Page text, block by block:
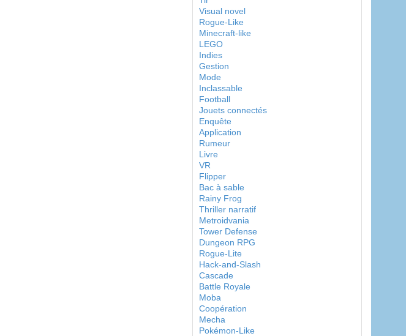
Visual novel
Rogue-Like
Minecraft-like
LEGO
Indies
Gestion
Mode
Inclassable
Football
Jouets connectés
Enquête
Application
Rumeur
Livre
VR
Flipper
Bac à sable
Rainy Frog
Thriller narratif
Metroidvania
Tower Defense
Dungeon RPG
Rogue-Lite
Hack-and-Slash
Cascade
Battle Royale
Moba
Coopération
Mecha
Pokémon-Like